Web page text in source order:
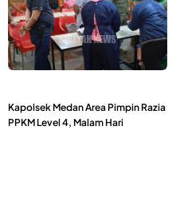
Kapolsek Medan Area Pimpin Razia
PPKM Level 4, Malam Hari